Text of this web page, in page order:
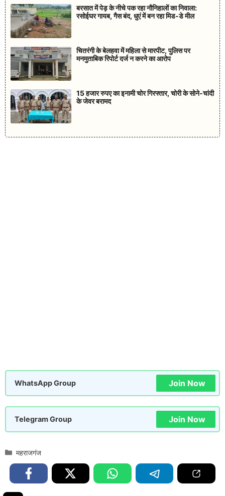
बरसात में पेड़ के नीचे पक रहा नौनिहालों का निवाला:
रसोईघर गायब, गैस बंद, धुएं में बन रहा मिड-डे मील
चितरंगी के बेलहवा में महिला से मारपीट, पुलिस पर
मनमुताबिक रिपोर्ट दर्ज न करने का आरोप
15 हजार रुपए का इनामी चोर गिरफ्तार, चोरी के सोने-चांदी
के जेवर बरामद
WhatsApp Group Join Now
Telegram Group Join Now
Categories
महराजगंज